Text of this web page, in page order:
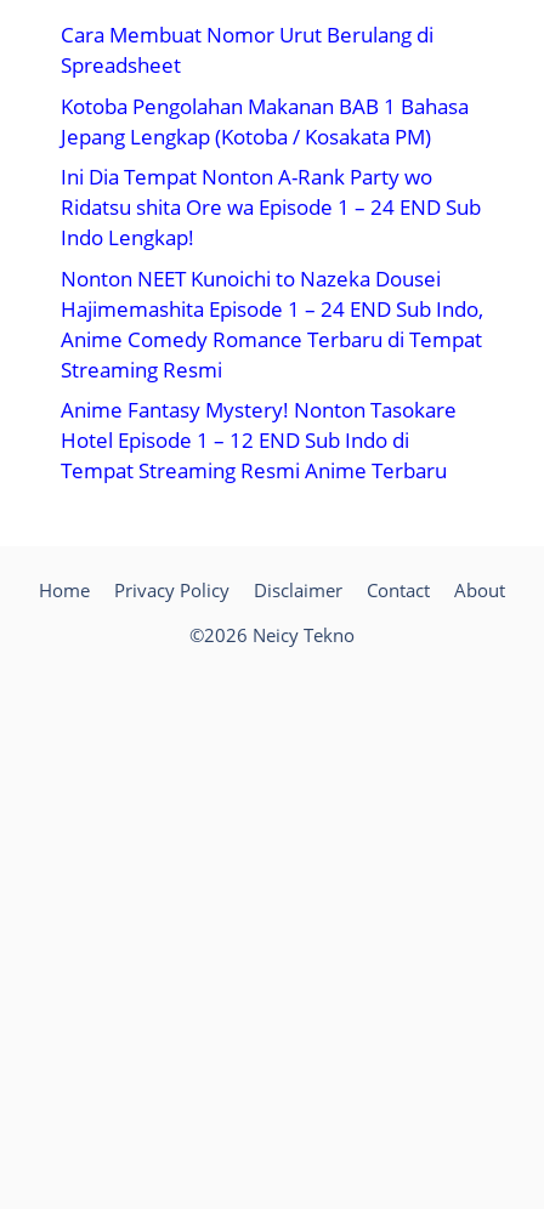
Cara Membuat Nomor Urut Berulang di
Spreadsheet
Kotoba Pengolahan Makanan BAB 1 Bahasa
Jepang Lengkap (Kotoba / Kosakata PM)
Ini Dia Tempat Nonton A-Rank Party wo
Ridatsu shita Ore wa Episode 1 – 24 END Sub
Indo Lengkap!
Nonton NEET Kunoichi to Nazeka Dousei
Hajimemashita Episode 1 – 24 END Sub Indo,
Anime Comedy Romance Terbaru di Tempat
Streaming Resmi
Anime Fantasy Mystery! Nonton Tasokare
Hotel Episode 1 – 12 END Sub Indo di
Tempat Streaming Resmi Anime Terbaru
Home Privacy Policy Disclaimer Contact
About
©2026 Neicy Tekno